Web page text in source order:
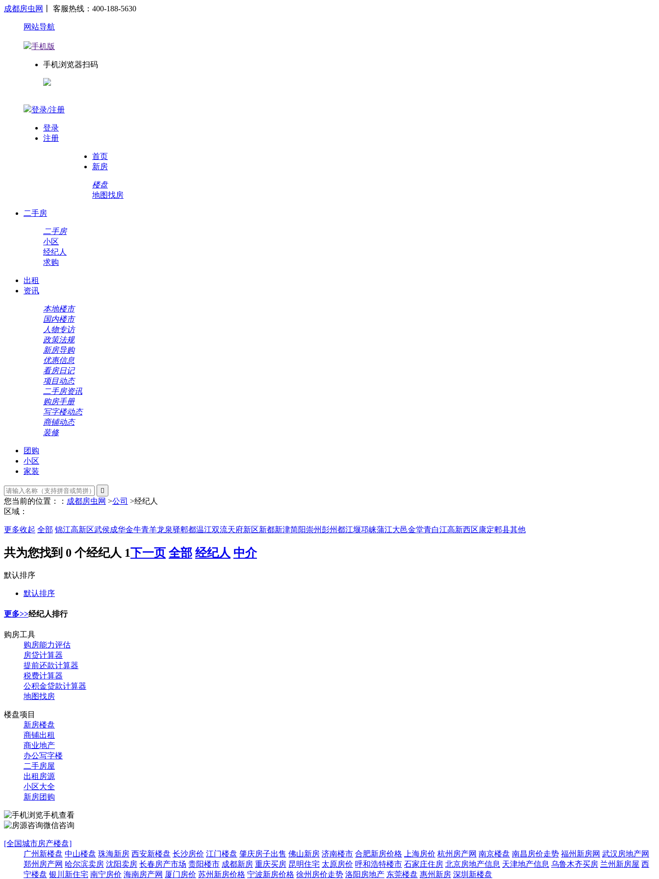
成都房虫网 丨 客服热线：400-188-5630
网站导航
手机版
手机浏览器扫码
登录/注册
登录
注册
首页
新房
楼盘
地图找房
二手房
二手房
小区
经纪人
求购
出租
资讯
本地楼市
国内楼市
人物专访
政策法规
新房导购
优惠信息
看房日记
项目动态
二手房资讯
购房手册
写字楼动态
商铺动态
装修
团购
小区
家装

您当前的位置：： 成都房虫网 >公司 >经纪人
区域：
更多收起 全部 锦江高新区武侯成华金牛青羊龙泉驿郫都温江双流天府新区新都新津简阳崇州彭州都江堰邛崃蒲江大邑金堂青白江高新西区康定郫县其他
共为您找到 0 个经纪人 1下一页 全部 经纪人 中介
默认排序
默认排序
更多>>经纪人排行
购房工具
购房能力评估
房贷计算器
提前还款计算器
税费计算器
公积金贷款计算器
地图找房
楼盘项目
新房楼盘
商铺出租
商业地产
办公写字楼
二手房屋
出租房源
小区大全
新房团购
手机查看
微信咨询
[全国城市房产楼盘]
广州新楼盘 中山楼盘 珠海新房 西安新楼盘 长沙房价 江门楼盘 肇庆房子出售 佛山新房 济南楼市 合肥新房价格 上海房价 杭州房产网 南京楼盘 南昌房价走势 福州新房网 武汉房地产网
郑州房产网 哈尔滨卖房 沈阳卖房 长春房产市场 贵阳楼市 成都新房 重庆买房 昆明住宅 太原房价 呼和浩特楼市 石家庄住房 北京房地产信息 天津地产信息 乌鲁木齐买房 兰州新房屋 西
宁楼盘 银川新住宅 南宁房价 海南房产网 厦门房价 苏州新房价格 宁波新房价格 徐州房价走势 洛阳房地产 东莞楼盘 惠州新房 深圳新楼盘